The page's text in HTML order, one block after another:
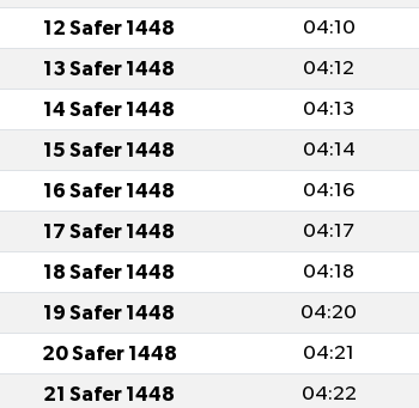
12 Safer 1448 04:10
13 Safer 1448 04:12
14 Safer 1448 04:13
15 Safer 1448 04:14
16 Safer 1448 04:16
17 Safer 1448 04:17
18 Safer 1448 04:18
19 Safer 1448 04:20
20 Safer 1448 04:21
21 Safer 1448 04:22